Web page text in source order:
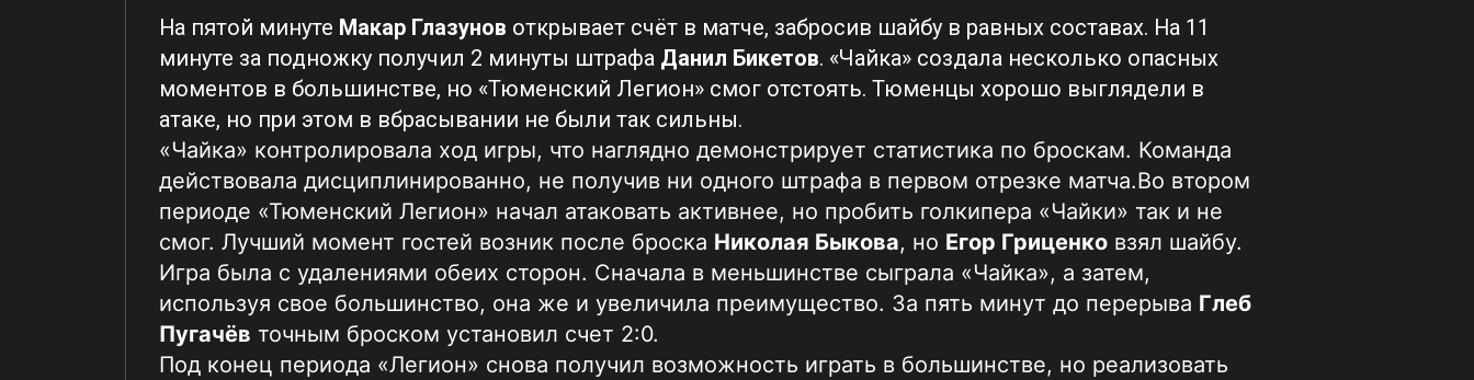
На пятой минуте Макар Глазунов открывает счёт в матче, забросив шайбу в равных составах. На 11
минуте за подножку получил 2 минуты штрафа Данил Бикетов. «Чайка» создала несколько опасных
моментов в большинстве, но «Тюменский Легион» смог отстоять. Тюменцы хорошо выглядели в
атаке, но при этом в вбрасывании не были так сильны.
«Чайка» контролировала ход игры, что наглядно демонстрирует статистика по броскам. Команда
действовала дисциплинированно, не получив ни одного штрафа в первом отрезке матча.Во втором
периоде «Тюменский Легион» начал атаковать активнее, но пробить голкипера «Чайки» так и не
смог. Лучший момент гостей возник после броска Николая Быкова, но Егор Гриценко взял шайбу.
Игра была с удалениями обеих сторон. Сначала в меньшинстве сыграла «Чайка», а затем,
используя свое большинство, она же и увеличила преимущество. За пять минут до перерыва Глеб
Пугачёв точным броском установил счет 2:0.
Под конец периода «Легион» снова получил возможность играть в большинстве, но реализовать